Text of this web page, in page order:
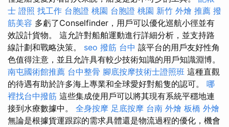
士 證照 找工作 台胞證 桃園 台胞證 桃園 新竹 外燴 推薦 撥
筋美容 多虧了Conselfinder，用戶可以優化巡航小徑並有
效設計貨物。 這允許對船舶運動進行詳細分析，並支持路
線計劃和戰略決策。 seo 撥筋 台中 該平台的用戶友好性角
色值得注意，並且允許具有較少技術知識的用戶知識淵博。
南屯國術館推薦 台中整骨 腳底按摩技術士證照班 這種直觀
的待遇有助於許多海上專業和全球愛好對船隻的認可。 哪
裡找台中撥筋 這些集成使用戶可以將其現有系統平穩地連
接到水療數據中。 全身按摩 足底按摩 台南 外燴 板橋 外燴
無論是根據貨運跟踪的需求具體還是物流過程的優化，機會